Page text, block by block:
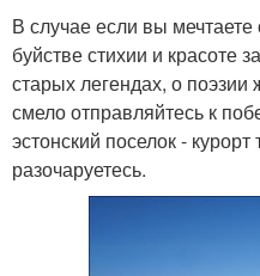
В случае если вы
буйстве стихии и красоте
старых легендах, о поэзии
смело отправляйтесь к
эстонский поселок -
разочаруетесь.